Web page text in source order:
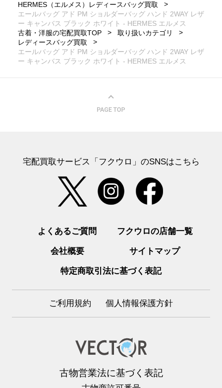
HERMES（エルメス）レディースバッグ買取
エールバッグ アド PM ショルダーバッグ ハンド 2WAY レザ
ー キャンバス ブラック ホワイト - HERMES エルメス
古着・洋服の宅配買取TOP
取り扱いカテゴリ
レディースバッグ買取
エールバッグ アド PM ショルダーバッグ ハンド 2WAY レザ
ー キャンバス ブラック ホワイト - HERMES エルメス
宅配買取サービス「フクウロ」のSNSはこちら
よくあるご質問 フクウロの店舗一覧
会社概要 サイトマップ
特定商取引法に基づく表記
ご利用規約 個人情報保護方針
古物営業法に基づく表記